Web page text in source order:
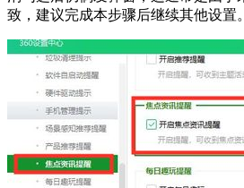
致，建议完成本步骤后继续其他设置。